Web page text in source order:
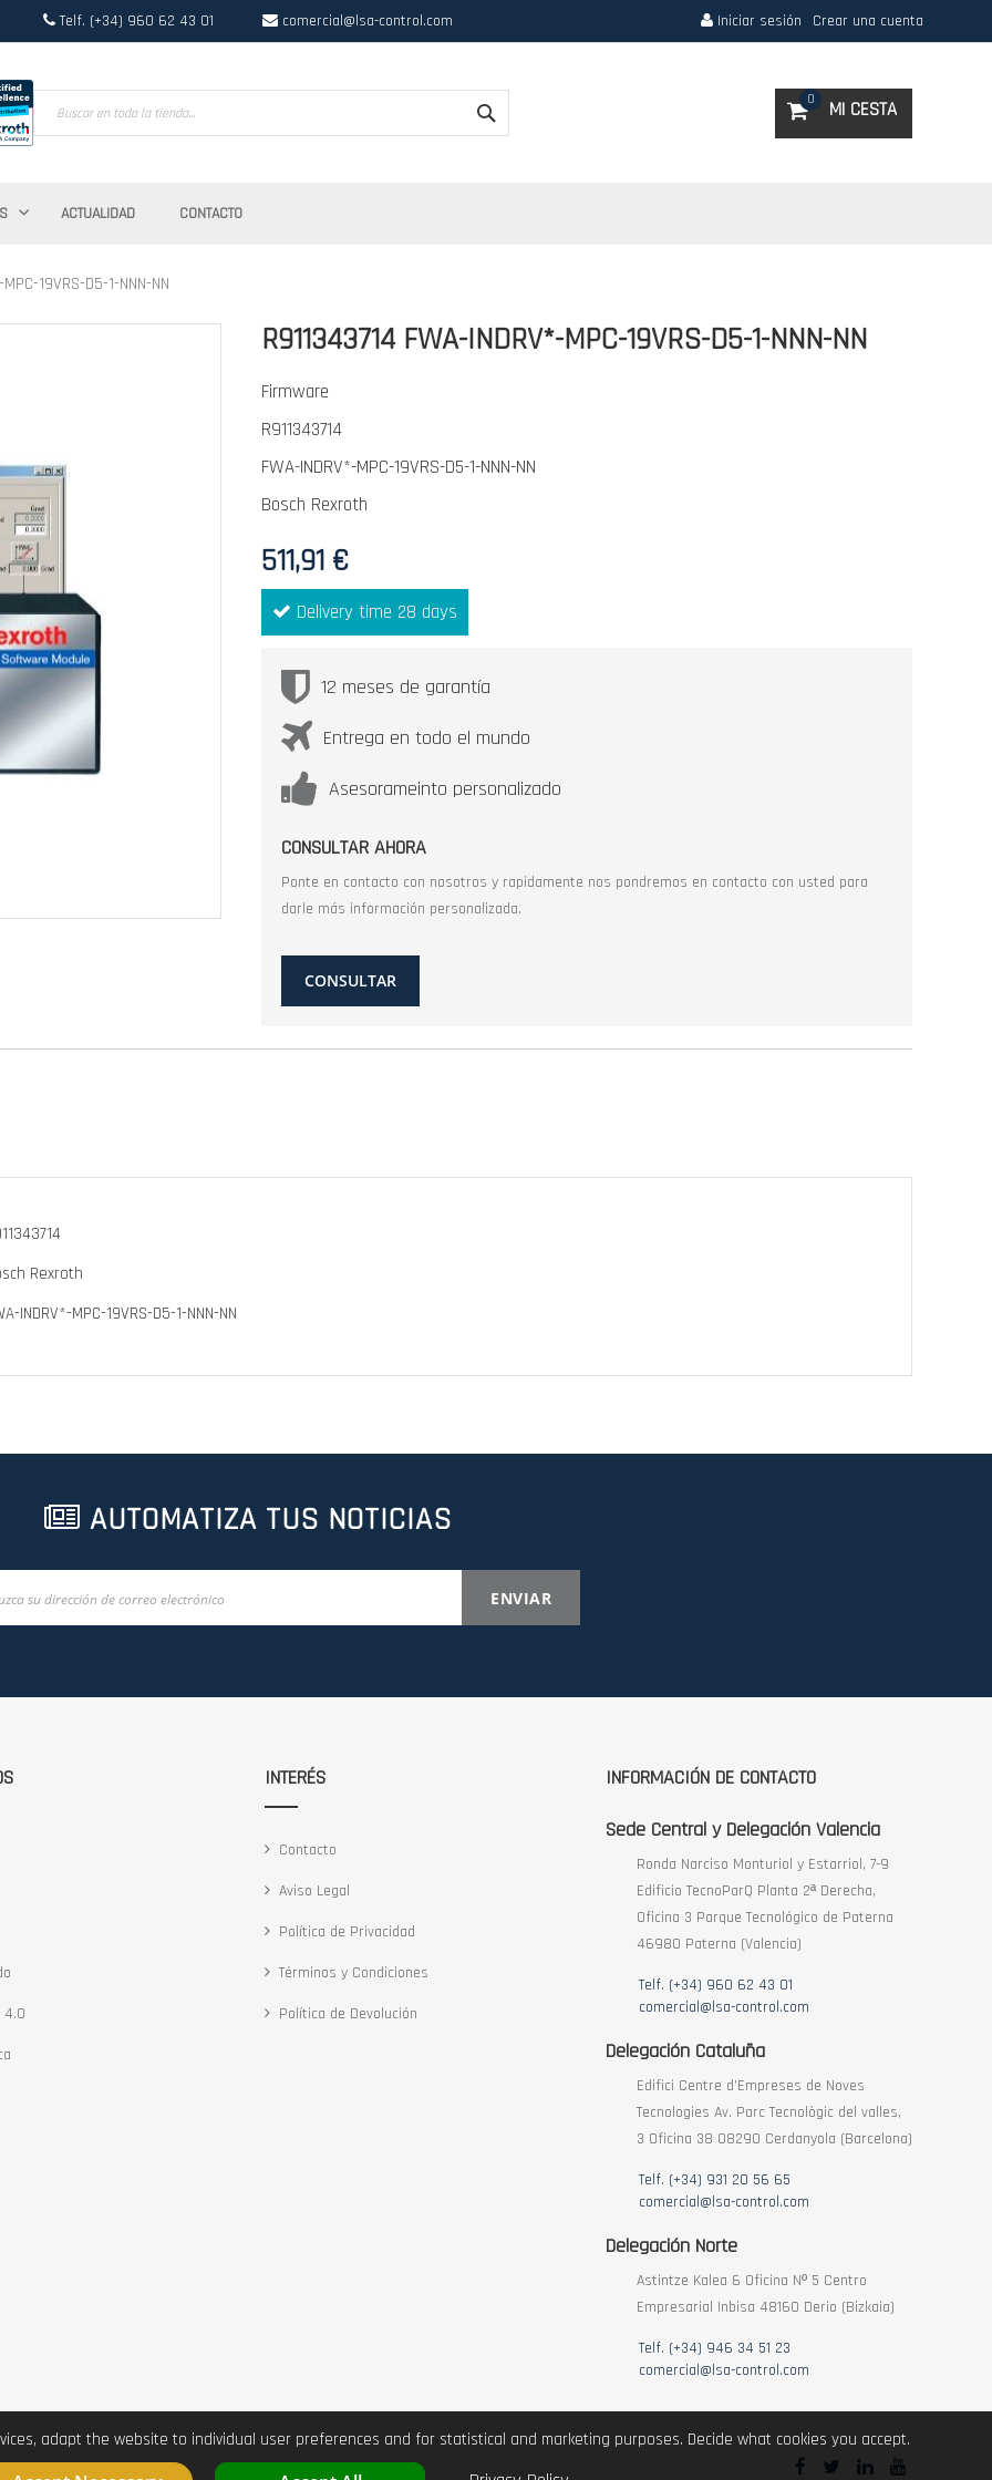
Telf. (+34) 960 62 43 01 comercial@lsa-control.com Iniciar sesión Crear una cuenta
MI CESTA
0
ACTUALIDAD CONTACTO
19VRS-D5-1-NNN-NN
R911343714 FWA-INDRV*-MPC-19VRS-D5-1-NNN-NN
Firmware
R911343714
FWA-INDRV*-MPC-19VRS-D5-1-NNN-NN
Bosch Rexroth
511,91 €
Delivery time 28 days
12 meses de garantía
Entrega en todo el mundo
Asesorameinto personalizado
CONSULTAR AHORA
Ponte en contacto con nosotros y rapidamente nos pondremos en contacto con usted para
darle más información personalizada.
CONSULTAR
Rexroth
INDRV*-MPC-19VRS-D5-1-NNN-NN
AUTOMATIZA TUS NOTICIAS
ENVIAR
4.0
INTERÉS
Contacto
Aviso Legal
Política de Privacidad
Términos y Condiciones
Política de Devolución
INFORMACIÓN DE CONTACTO
Sede Central y Delegación Valencia
Ronda Narciso Monturiol y Estarriol, 7-9
Edificio TecnoParQ Planta 2ª Derecha,
Oficina 3 Parque Tecnológico de Paterna
46980 Paterna (Valencia)
Telf. (+34) 960 62 43 01
comercial@lsa-control.com
Delegación Cataluña
Edifici Centre d’Empreses de Noves
Tecnologies Av. Parc Tecnològic del valles,
3 Oficina 38 08290 Cerdanyola (Barcelona)
Telf. (+34) 931 20 56 65
comercial@lsa-control.com
Delegación Norte
Astintze Kalea 6 Oficina Nº 5 Centro
Empresarial Inbisa 48160 Derio (Bizkaia)
Telf. (+34) 946 34 51 23
comercial@lsa-control.com
adapt the website to individual user preferences and for statistical and marketing purposes. Decide what cookies you accept.